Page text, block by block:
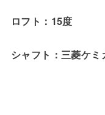
ロフト：15度
シャフト：三菱ケ